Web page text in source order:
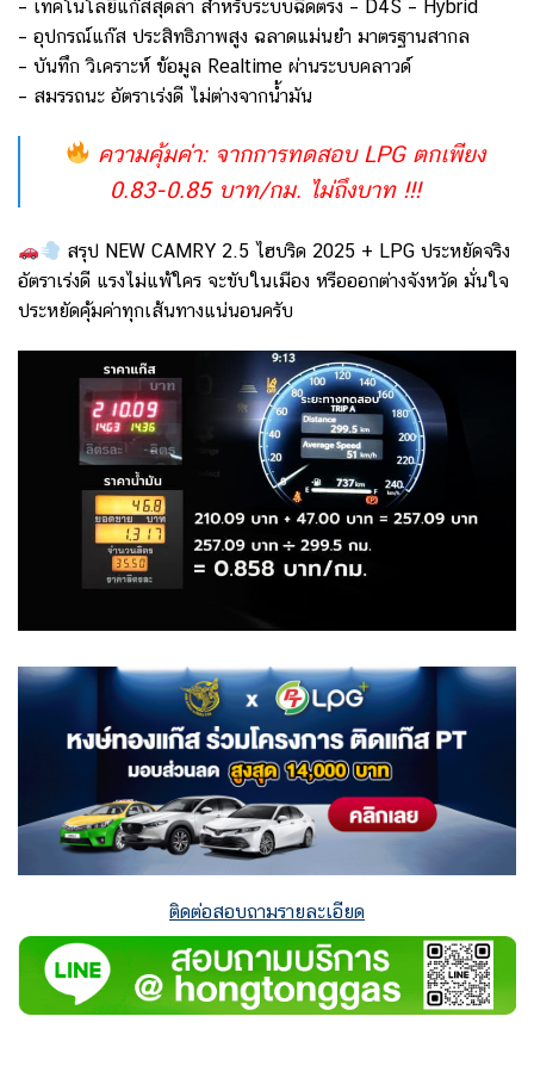
– เทคโนโลยีแก๊สสุดล้ำ สำหรับระบบฉีดตรง – D4S – Hybrid
– อุปกรณ์แก๊ส ประสิทธิภาพสูง ฉลาดแม่นยำ มาตรฐานสากล
– บันทึก วิเคราะห์ ข้อมูล Realtime ผ่านระบบคลาวด์
– สมรรถนะ อัตราเร่งดี ไม่ต่างจากน้ำมัน
ความคุ้มค่า: จากการทดสอบ LPG ตกเพียง
0.83-0.85 บาท/กม. ไม่ถึงบาท !!!
สรุป NEW CAMRY 2.5 ไฮบริด 2025 + LPG ประหยัดจริง
อัตราเร่งดี แรงไม่แพ้ใคร จะขับในเมือง หรือออกต่างจังหวัด มั่นใจ
ประหยัดคุ้มค่าทุกเส้นทางแน่นอนครับ
ติดต่อสอบถามรายละเอียด